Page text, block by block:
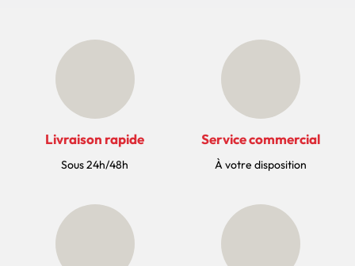
Livraison rapide
Sous 24h/48h
Service commercial
À votre disposition